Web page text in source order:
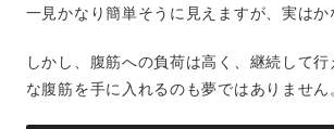
一見かなり簡単そうに見えますが、実はか
しかし、腹筋への負荷は高く、継続して行
な腹筋を手に入れるのも夢ではありません